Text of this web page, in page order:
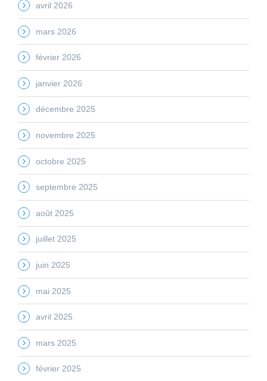
avril 2026
mars 2026
février 2026
janvier 2026
décembre 2025
novembre 2025
octobre 2025
septembre 2025
août 2025
juillet 2025
juin 2025
mai 2025
avril 2025
mars 2025
février 2025